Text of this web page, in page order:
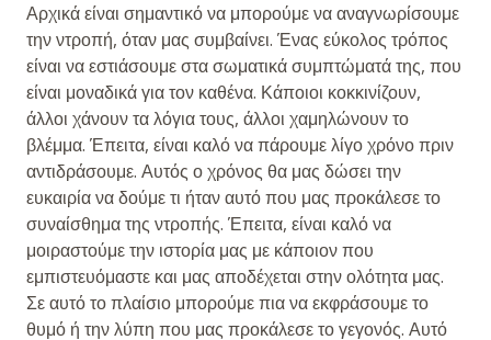
Αρχικά είναι σημαντικό να μπορούμε να αναγνωρίσουμε
την ντροπή, όταν μας συμβαίνει. Ένας εύκολος τρόπος
είναι να εστιάσουμε στα σωματικά συμπτώματά της, που
είναι μοναδικά για τον καθένα. Κάποιοι κοκκινίζουν,
άλλοι χάνουν τα λόγια τους, άλλοι χαμηλώνουν το
βλέμμα. Έπειτα, είναι καλό να πάρουμε λίγο χρόνο πριν
αντιδράσουμε. Αυτός ο χρόνος θα μας δώσει την
ευκαιρία να δούμε τι ήταν αυτό που μας προκάλεσε το
συναίσθημα της ντροπής. Έπειτα, είναι καλό να
μοιραστούμε την ιστορία μας με κάποιον που
εμπιστευόμαστε και μας αποδέχεται στην ολότητα μας.
Σε αυτό το πλαίσιο μπορούμε πια να εκφράσουμε το
θυμό ή την λύπη που μας προκάλεσε το γεγονός. Αυτό